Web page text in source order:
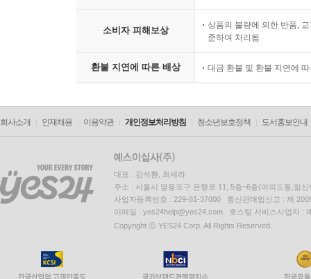
소비자 피해보상
상품의 불량에 의한 반품,
준하여 처리됨
환불 지연에 따른 배상 대금 환불 및 환불 지연에
회사소개 인재채용 이용약관 개인정보처리방침 청소년보호정책 도서홍보안내
대표 : 김석환, 최세라
주소 : 서울시 영등포구 은행로 11, 5층~6층(여의도동,일신
사업자등록번호 : 229-81-37000 통신판매업신고 : 제
이메일 : yes24help@yes24.com 호스팅 서비스사업자 :
Copyright ⓒ YES24 Corp. All Rights Reserved.